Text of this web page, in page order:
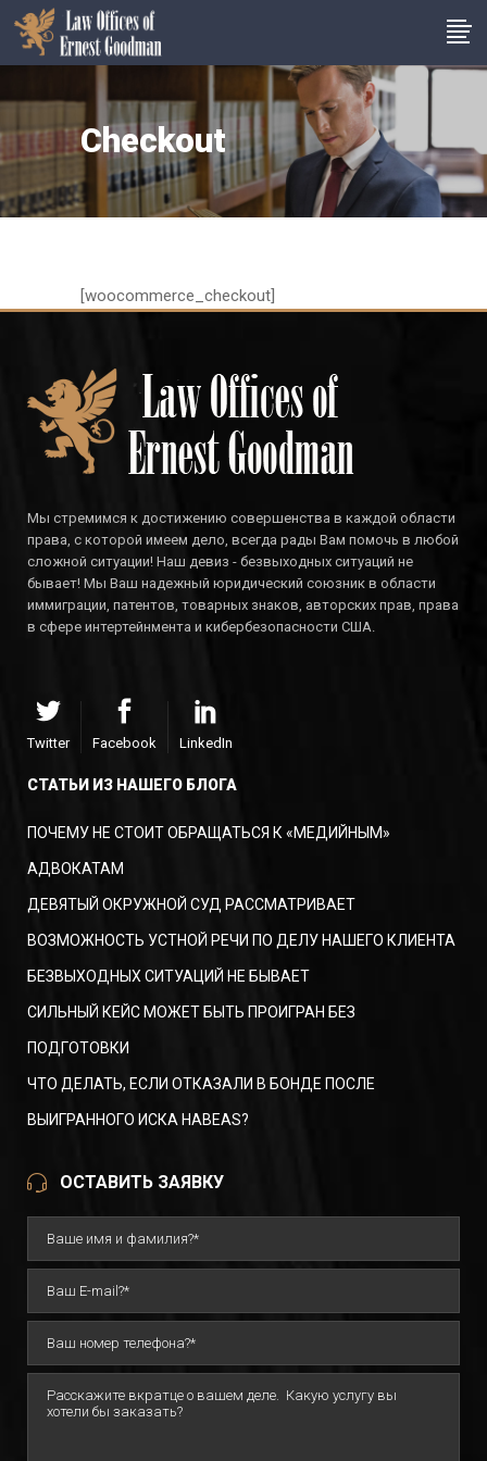
Checkout
[woocommerce_checkout]
Мы стремимся к достижению совершенства в каждой области
права, с которой имеем дело, всегда рады Вам помочь в любой
сложной ситуации! Наш девиз - безвыходных ситуаций не
бывает! Мы Ваш надежный юридический союзник в области
иммиграции, патентов, товарных знаков, авторских прав, права
в сфере интертейнмента и кибербезопасности США.
Twitter Facebook LinkedIn
СТАТЬИ ИЗ НАШЕГО БЛОГА
ПОЧЕМУ НЕ СТОИТ ОБРАЩАТЬСЯ К «МЕДИЙНЫМ»
АДВОКАТАМ
ДЕВЯТЫЙ ОКРУЖНОЙ СУД РАССМАТРИВАЕТ
ВОЗМОЖНОСТЬ УСТНОЙ РЕЧИ ПО ДЕЛУ НАШЕГО КЛИЕНТА
БЕЗВЫХОДНЫХ СИТУАЦИЙ НЕ БЫВАЕТ
СИЛЬНЫЙ КЕЙС МОЖЕТ БЫТЬ ПРОИГРАН БЕЗ
ПОДГОТОВКИ
ЧТО ДЕЛАТЬ, ЕСЛИ ОТКАЗАЛИ В БОНДЕ ПОСЛЕ
ВЫИГРАННОГО ИСКА HABEAS?
ОСТАВИТЬ ЗАЯВКУ